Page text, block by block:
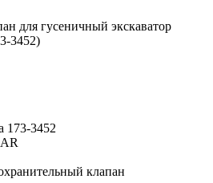
для гусеничный экскаватор
3452)
173-3452
клапан